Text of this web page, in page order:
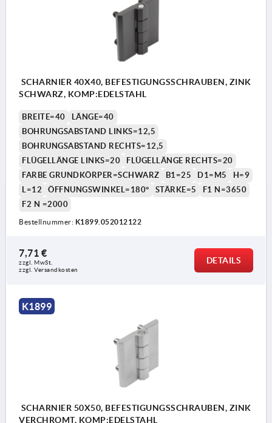
SCHARNIER 40X40, BEFESTIGUNGSSCHRAUBEN, ZINK
SCHWARZ, KOMP:EDELSTAHL
BREITE=40
LÄNGE=40
BOHRUNGSABSTAND LINKS=12,5
BOHRUNGSABSTAND RECHTS=12,5
FLÜGELLÄNGE LINKS=20
FLÜGELLÄNGE RECHTS=20
FARBE GRUNDKÖRPER=SCHWARZ
B1=25 D1=M5
H=9
L=12
ÖFFNUNGSWINKEL=180° STÄRKE=5
F1 N=3650
F2 N =2000
Bestellnummer: K1899.052012122
7,71 €
zzgl. MwSt.
zzgl. Versandkosten
DETAILS
K1899
SCHARNIER 50X50, BEFESTIGUNGSSCHRAUBEN, ZINK
VERCHROMT, KOMP:EDELSTAHL